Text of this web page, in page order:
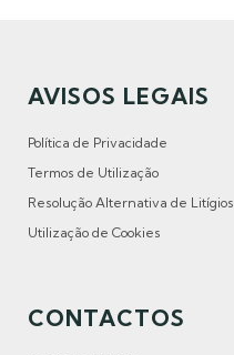
AVISOS LEGAIS
Política de Privacidade
Termos de Utilização
Resolução Alternativa de Litígios
Utilização de Cookies
CONTACTOS